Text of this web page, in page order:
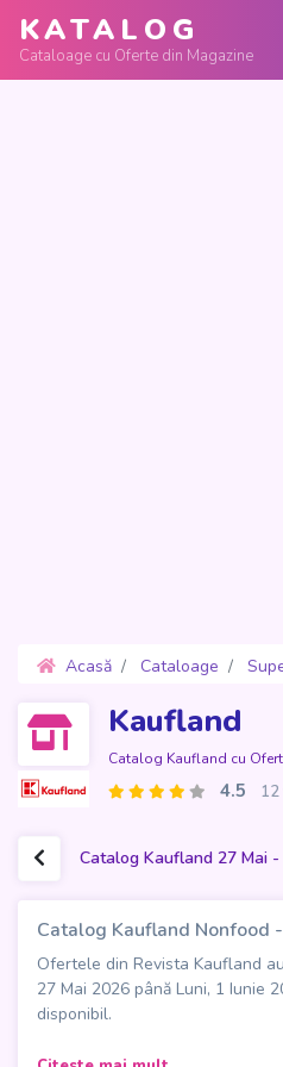
KATALOG
Cataloage cu Oferte din Magazine
Acasă Cataloage
Kaufland
Catalog Kaufland cu
4.5
Catalog Kaufland 27 Mai
Catalog Kaufland Nonfood
Ofertele din Revista Kaufland
27 Mai 2026 până Luni, 1 Iunie
disponibil.
Catalogul Kaufland Nonfood